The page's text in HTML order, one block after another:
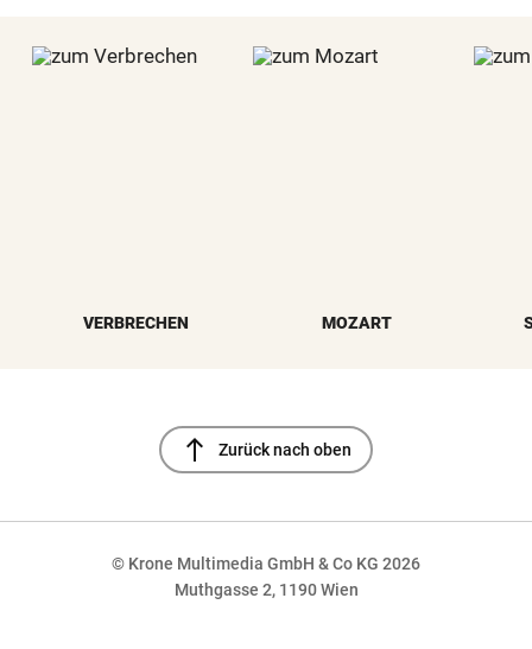
VERBRECHEN MOZART
north Zurück nach oben
© Krone Multimedia GmbH & Co KG 2026
Muthgasse 2, 1190 Wien